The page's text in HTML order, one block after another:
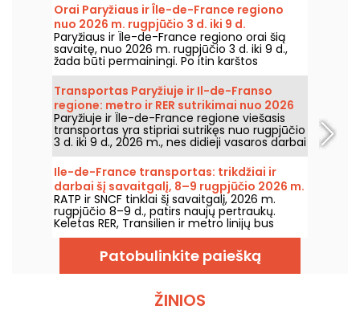
Orai Paryžiaus ir Île-de-France regiono
nuo 2026 m. rugpjūčio 3 d. iki 9 d.
Paryžiaus ir Île-de-France regiono orai šią
savaitę, nuo 2026 m. rugpjūčio 3 d. iki 9 d.,
žada būti permainingi. Po itin karštos
pirmadienio, kai buvo rizika perkūnijų,
temperatūros laikysis palaipsniui kris, kol grįš
šiltesnis ir saulėtas oras savaitgalį.
Transportas Paryžiuje ir Il-de-Franso
regione: metro ir RER sutrikimai nuo 2026
m. rugpjūčio 3 d. iki 9 d.
Paryžiuje ir Île-de-France regione viešasis
transportas yra stipriai sutrikęs nuo rugpjūčio
3 d. iki 9 d., 2026 m., nes didieji vasaros darbai
itin smarkiai paveikia kai kurias linijas,
praneša RATP ir SNCF.
Ile-de-France transportas: trikdžiai ir
darbai šį savaitgalį, 8–9 rugpjūčio 2026 m.
RATP ir SNCF tinklai šį savaitgalį, 2026 m.
rugpjūčio 8–9 d., patirs naujų pertraukų.
Keletas RER, Transilien ir metro linijų bus
paveiktos darbų ir laikino sustojimo;
pateikiame viską, ką reikia žinoti, kad
galėtumėte iš anksto suplanuoti keliones.
Patobulinkite paiešką
ŽINIOS